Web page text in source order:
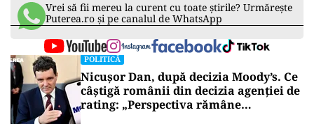
Vrei să fii mereu la curent cu toate știrile? Urmărește
Puterea.ro și pe canalul de WhatsApp
POLITICĂ
Nicușor Dan, după decizia Moody’s. Ce
câștigă românii din decizia agenției de
rating: „Perspectiva rămâne